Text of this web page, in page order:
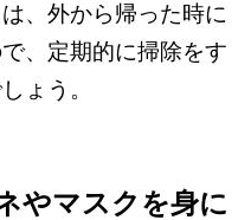
、外から帰った時に
、定期的に掃除をす
ょう。
やマスクを身に